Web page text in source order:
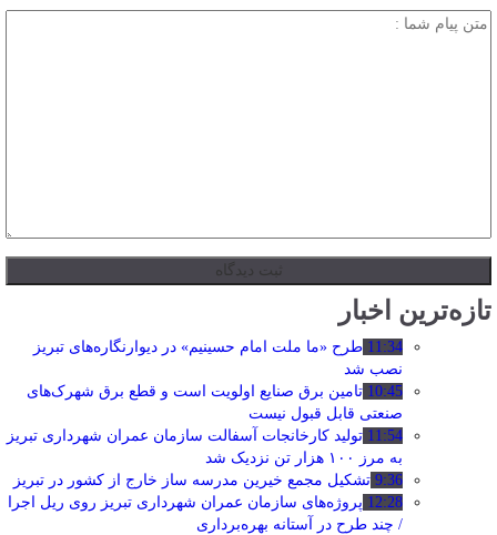
تازه‌ترین اخبار
11:34 طرح «ما ملت امام حسینیم» در دیوارنگاره‌های تبریز
نصب شد
10:45 تامین برق صنایع اولویت است و قطع برق شهرک‌های
صنعتی قابل قبول نیست
11:54 تولید کارخانجات آسفالت سازمان عمران شهرداری تبریز
به مرز ۱۰۰ هزار تن نزدیک شد
9:36 تشکیل مجمع خیرین مدرسه ‌ساز خارج از کشور در تبریز
12:28 پروژه‌های سازمان عمران شهرداری تبریز روی ریل اجرا
/ چند طرح در آستانه بهره‌برداری